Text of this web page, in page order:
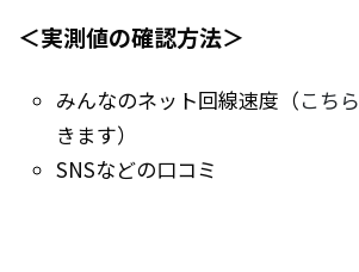
＜実測値の確認方法＞
みんなのネット回線速度（こちら
きます）
SNSなどの口コミ